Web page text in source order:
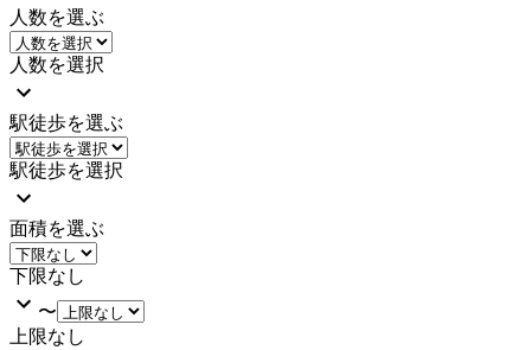
人数を選ぶ
人数を選択
駅徒歩を選ぶ
駅徒歩を選択
面積を選ぶ
下限なし
〜
上限なし